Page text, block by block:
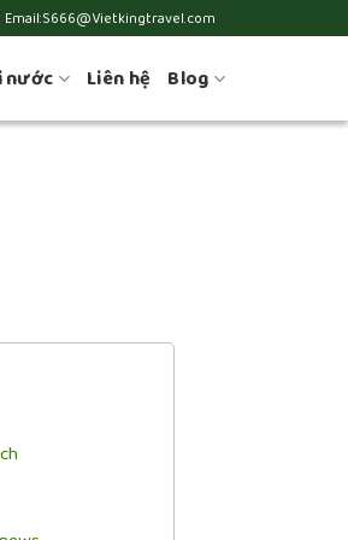
Email:S666@Vietkingtravel.com
nước Liên hệ Blog